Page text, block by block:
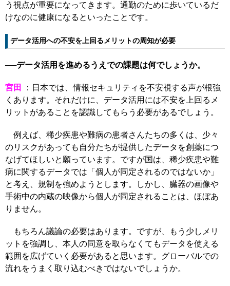
う視点が重要になってきます。通勤のために歩いているだ
けなのに健康になるといったことです。
データ活用への不安を上回るメリットの周知が必要
──データ活用を進めるうえでの課題は何でしょうか。
宮田
：日本では、情報セキュリティを不安視する声が根強
くあります。それだけに、データ活用には不安を上回るメ
リットがあることを認識してもらう必要があるでしょう。
例えば、稀少疾患や難病の患者さんたちの多くは、少々
のリスクがあっても自分たちが提供したデータを創薬につ
なげてほしいと願っています。ですが国は、稀少疾患や難
病に関するデータでは「個人が同定されるのではないか」
と考え、規制を強めようとします。しかし、臓器の画像や
手術中の内蔵の映像から個人が同定されることは、ほぼあ
りません。
もちろん議論の必要はあります。ですが、もう少しメリ
ットを強調し、本人の同意を取らなくてもデータを使える
範囲を広げていく必要があると思います。グローバルでの
流れをうまく取り込むべきではないでしょうか。